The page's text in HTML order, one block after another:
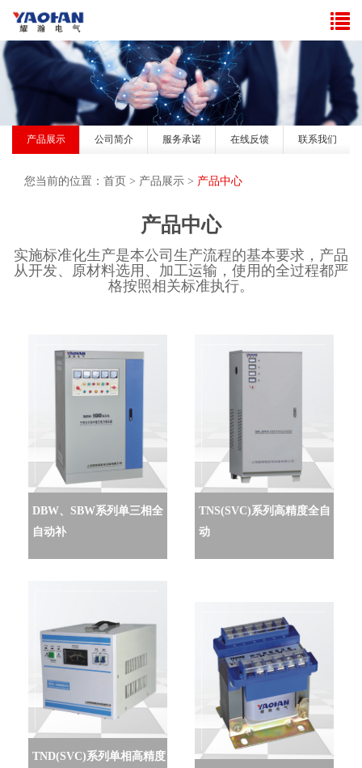
产品展示 公司简介 服务承诺 在线反馈 联系我们
您当前的位置： 首页 > 产品展示 > 产品中心
产品中心
实施标准化生产是本公司生产流程的基本要求，产品
从开发、原材料选用、加工运输，使用的全过程都严
格按照相关标准执行。
DBW、SBW系列单三相全
自动补
TNS(SVC)系列高精度全自
动
TND(SVC)系列单相高精度